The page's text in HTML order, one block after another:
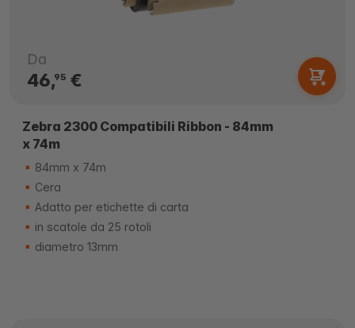
Da
46,95€
Zebra 2300 Compatibili Ribbon - 84mm
x 74m
84mm x 74m
Cera
Adatto per etichette di carta
in scatole da 25 rotoli
diametro 13mm